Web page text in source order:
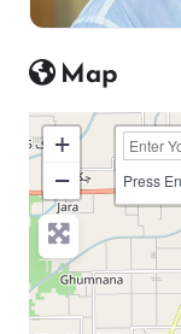
Map
+
−
Press